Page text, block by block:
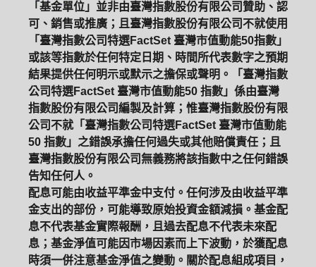
「基金單位」並非由臺灣指數股份有限公司贊助、認
可、銷售或推廣；且臺灣指數股份有限公司不就使用
「臺灣指數公司特選FactSet 臺灣市值動能50指數」
或該等指數於任何特定日期、時間所代表數字之預期
結果提供任何明示或默示之擔保或聲明。「臺灣指數
公司特選FactSet 臺灣市值動能50 指數」係由臺灣
指數股份有限公司編製及計算；惟臺灣指數股份有限
公司不就「臺灣指數公司特選FactSet 臺灣市值動能
50 指數」之錯誤承擔任何過失或其他賠償責任；且
臺灣指數股份有限公司無義務將該指數中之任何錯誤
告知任何人。
配息可能由收益平準金中支付。任何涉及由收益平準
金支出的部份，可能導致原始投資金額減損。基金配
息不代表基金實際報酬，且過去配息不代表未來配
息；基金淨值可能因市場因素而上下波動，於獲配息
時須一併注意基金淨值之變動。關於配息組成項目，